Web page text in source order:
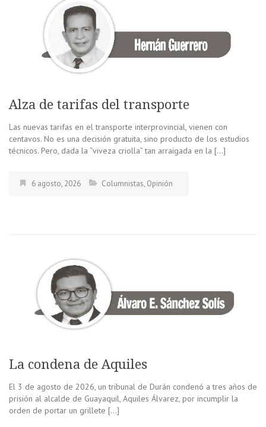
Alza de tarifas del transporte
Las nuevas tarifas en el transporte interprovincial, vienen con
centavos. No es una decisión gratuita, sino producto de los estudios
técnicos. Pero, dada la “viveza criolla” tan arraigada en la […]
6 agosto, 2026 Columnistas, Opinión
La condena de Aquiles
El 3 de agosto de 2026, un tribunal de Durán condenó a tres años de
prisión al alcalde de Guayaquil, Aquiles Álvarez, por incumplir la
orden de portar un grillete […]